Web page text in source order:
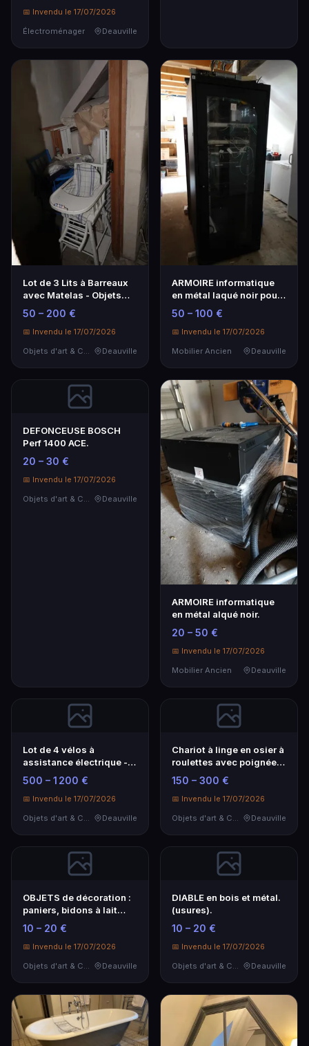
📅 Invendu le 17/07/2026
Électroménager
Deauville
Lot de 3 Lits à Barreaux
avec Matelas - Objets
d'Art & Curiosités
50 – 200 €
📅 Invendu le 17/07/2026
Deauville
ARMOIRE informatique
en métal laqué noir pour
serveur ZPAS.
50 – 100 €
📅 Invendu le 17/07/2026
Mobilier Ancien
Deauville
DEFONCEUSE BOSCH
Perf 1400 ACE.
20 – 30 €
📅 Invendu le 17/07/2026
Deauville
ARMOIRE informatique
en métal alqué noir.
20 – 50 €
📅 Invendu le 17/07/2026
Mobilier Ancien
Deauville
Lot de 4 vélos à
assistance électrique -
Performance et confort
500 – 1 200 €
📅 Invendu le 17/07/2026
Objets d'art & Curiosités
Deauville
Chariot à linge en osier à
roulettes avec poignées
directionnelles
150 – 300 €
📅 Invendu le 17/07/2026
Objets d'art & Curiosités
Deauville
OBJETS de décoration :
paniers, bidons à lait…
10 – 20 €
📅 Invendu le 17/07/2026
Objets d'art & Curiosités
Deauville
DIABLE en bois et métal.
(usures).
10 – 20 €
📅 Invendu le 17/07/2026
Objets d'art & Curiosités
Deauville